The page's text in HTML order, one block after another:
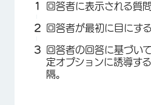
回答者に表示される質問
回答者が最初に目にする
回答者の回答に基づい
定オプションに誘導す
隔。